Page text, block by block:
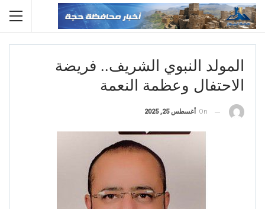
المولد النبوي الشريف.. فريضة
الاحتفال وعظمة النعمة
On أغسطس 25, 2025